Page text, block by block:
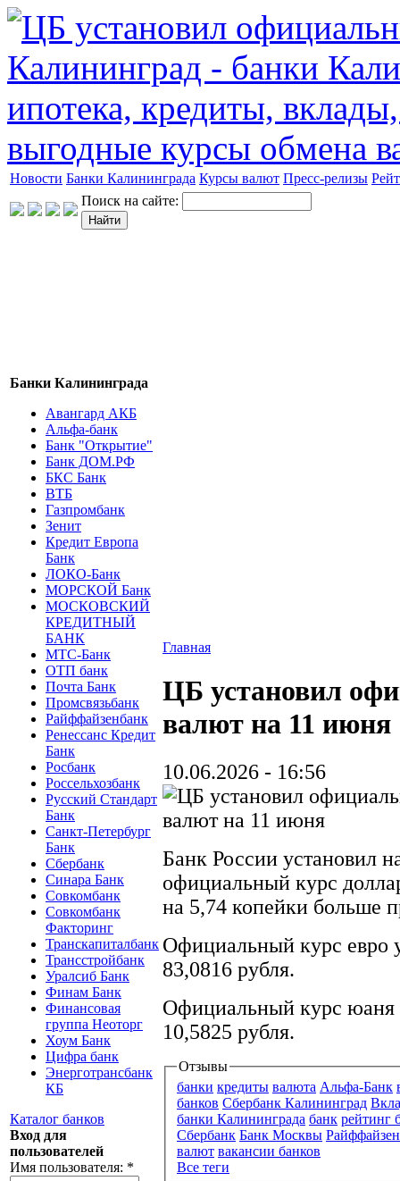
Новости Банки Калининграда Курсы валют Пресс-релизы
Поиск на сайте:
Банки Калининграда
Авангард АКБ
Альфа-банк
Банк "Открытие"
Банк ДОМ.РФ
БКС Банк
ВТБ
Газпромбанк
Зенит
Кредит Европа
Банк
ЛОКО-Банк
МОРСКОЙ Банк
МОСКОВСКИЙ
КРЕДИТНЫЙ
БАНК
МТС-Банк
ОТП банк
Почта Банк
Промсвязьбанк
Райффайзенбанк
Ренессанс Кредит
Банк
Росбанк
Россельхозбанк
Русский Стандарт
Банк
Санкт-Петербург
Банк
Сбербанк
Синара Банк
Совкомбанк
Совкомбанк
Факторинг
Транскапиталбанк
Трансстройбанк
Уралсиб Банк
Финам Банк
Финансовая
группа Неоторг
Хоум Банк
Цифра банк
Энерготрансбанк
КБ
Каталог банков
Вход для
пользователей
Имя пользователя: *
Главная
ЦБ установил
валют на 11 июня
10.06.2026 - 16:56
Банк России установил
официальный курс
на 5,74 копейки больше
Официальный курс евро
83,0816 рубля.
Официальный курс юаня
10,5825 рубля.
Отзывы
банки кредиты валюта Альфа-Банк
банков Сбербанк Калининград
банки Калининграда банк рейтинг
Сбербанк Банк Москвы
валют вакансии банков
Все теги